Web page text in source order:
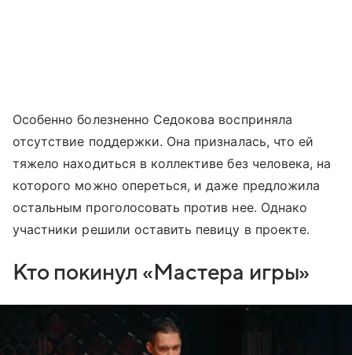
Особенно болезненно Седокова восприняла
отсутствие поддержки. Она призналась, что ей
тяжело находиться в коллективе без человека, на
которого можно опереться, и даже предложила
остальным проголосовать против нее. Однако
участники решили оставить певицу в проекте.
Кто покинул «Мастера игры»